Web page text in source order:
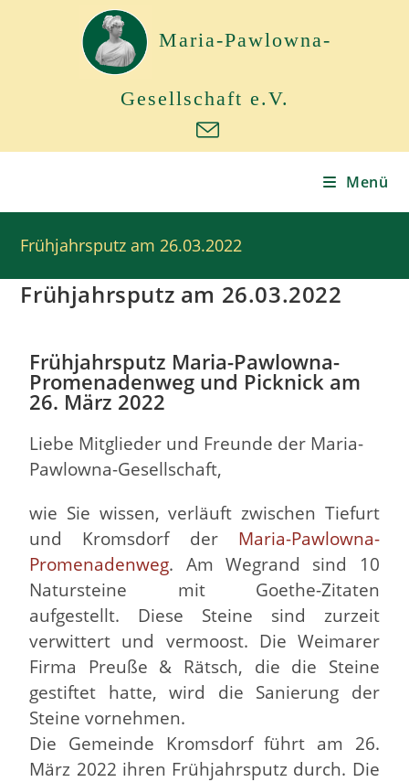
Maria-Pawlowna-
Gesellschaft e.V.
Menü
Frühjahrsputz am 26.03.2022
Frühjahrsputz am 26.03.2022
Frühjahrsputz Maria-Pawlowna-
Promenadenweg und Picknick am
26. März 2022
Liebe Mitglieder und Freunde der Maria-
Pawlowna-Gesellschaft,
wie Sie wissen, verläuft zwischen Tiefurt
und Kromsdorf der Maria-Pawlowna-
Promenadenweg. Am Wegrand sind 10
Natursteine mit Goethe-Zitaten
aufgestellt. Diese Steine sind zurzeit
verwittert und vermoost. Die Weimarer
Firma Preuße & Rätsch, die die Steine
gestiftet hatte, wird die Sanierung der
Steine vornehmen.
Die Gemeinde Kromsdorf führt am 26.
März 2022 ihren Frühjahrsputz durch. Die